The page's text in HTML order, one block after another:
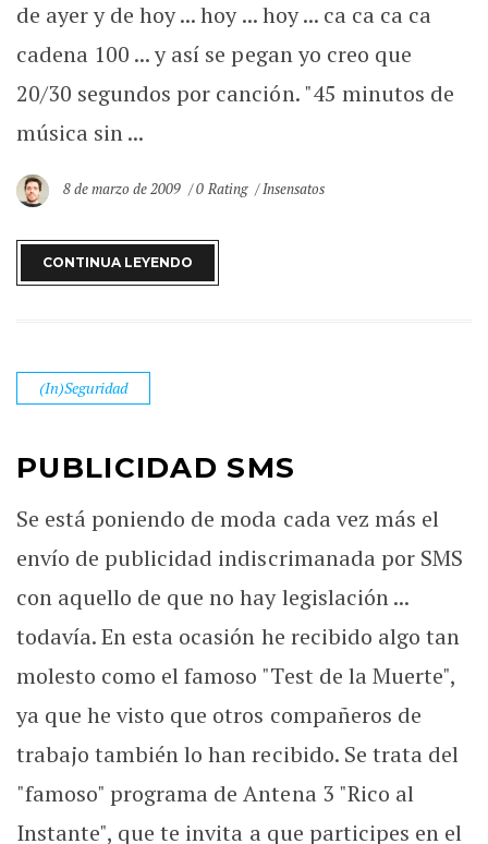
de ayer y de hoy ... hoy ... hoy ... ca ca ca ca
cadena 100 ... y así se pegan yo creo que
20/30 segundos por canción. "45 minutos de
música sin ...
8 de marzo de 2009 0 Rating Insensatos
CONTINUA LEYENDO
(In)Seguridad
PUBLICIDAD SMS
Se está poniendo de moda cada vez más el
envío de publicidad indiscrimanada por SMS
con aquello de que no hay legislación ...
todavía. En esta ocasión he recibido algo tan
molesto como el famoso "Test de la Muerte",
ya que he visto que otros compañeros de
trabajo también lo han recibido. Se trata del
"famoso" programa de Antena 3 "Rico al
Instante", que te invita a que participes en el